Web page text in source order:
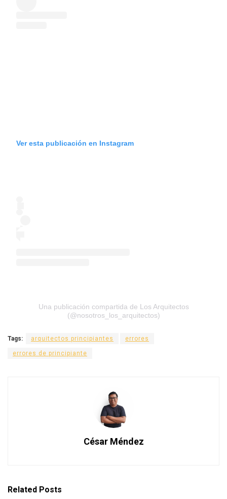
Ver esta publicación en Instagram
Una publicación compartida de Los Arquitectos
(@nosotros_los_arquitectos)
Tags: arquitectos principiantes errores
errores de principiante
César Méndez
Related Posts